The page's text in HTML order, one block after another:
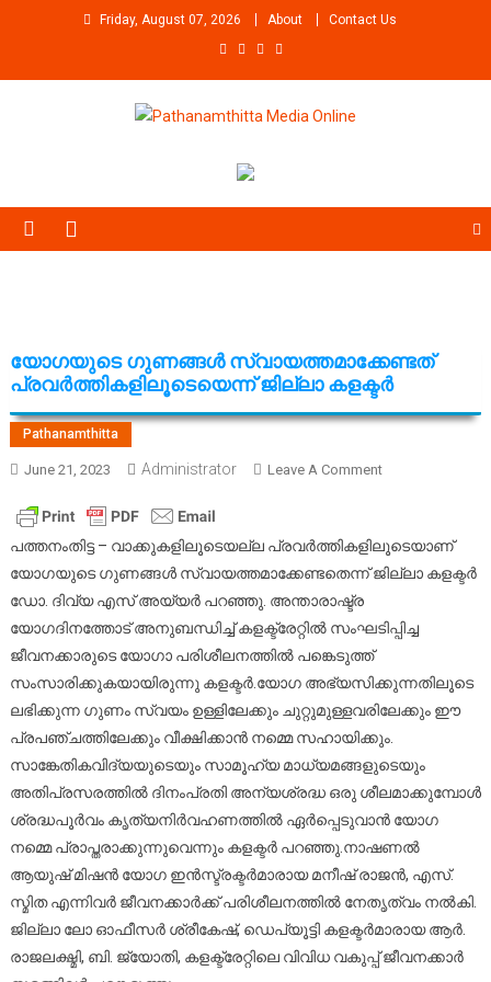
Friday, August 07, 2026 About Contact Us
Pathanamthitta Media Online
യോഗയുടെ ഗുണങ്ങള്‍ സ്വായത്തമാക്കേണ്ടത്
പ്രവര്‍ത്തികളിലൂടെയെന്ന് ജില്ലാ കളക്ടര്‍
Pathanamthitta
June 21, 2023 Administrator Leave A CommentOn
കളക്ടര്‍
പത്തനംതിട്ട – വാക്കുകളിലൂടെയല്ല പ്രവര്‍ത്തികളിലൂടെയാണ്
യോഗയുടെ ഗുണങ്ങള്‍ സ്വായത്തമാക്കേണ്ടതെന്ന് ജില്ലാ കളക്ടര്‍
ഡോ. ദിവ്യ എസ് അയ്യര്‍ പറഞ്ഞു. അന്താരാഷ്ട്ര
യോഗദിനത്തോട് അനുബന്ധിച്ച് കളക്ട്രേറ്റില്‍ സംഘടിപ്പിച്ച
ജീവനക്കാരുടെ യോഗാ പരിശീലനത്തില്‍ പങ്കെടുത്ത്
സംസാരിക്കുകയായിരുന്നു കളക്ടര്‍.യോഗ അഭ്യസിക്കുന്നതിലൂടെ
ലഭിക്കുന്ന ഗുണം സ്വയം ഉള്ളിലേക്കും ചുറ്റുമുള്ളവരിലേക്കും ഈ
പ്രപഞ്ചത്തിലേക്കും വീക്ഷിക്കാന്‍ നമ്മെ സഹായിക്കും.
സാങ്കേതികവിദ്യയുടെയും സാമൂഹ്യ മാധ്യമങ്ങളുടെയും
അതിപ്രസരത്തില്‍ ദിനംപ്രതി അന്യശ്രദ്ധ ഒരു ശീലമാക്കുമ്പോള്‍
ശ്രദ്ധപൂര്‍വം കൃത്യനിര്‍വഹണത്തില്‍ ഏര്‍പ്പെടുവാന്‍ യോഗ
നമ്മെ പ്രാപ്തരാക്കുന്നുവെന്നും കളക്ടര്‍ പറഞ്ഞു.നാഷണല്‍
ആയുഷ് മിഷന്‍ യോഗ ഇന്‍സ്ട്രക്ടര്‍മാരായ മനീഷ് രാജന്‍, എസ്.
സ്മിത എന്നിവര്‍ ജീവനക്കാര്‍ക്ക് പരിശീലനത്തില്‍ നേതൃത്വം നല്‍കി.
ജില്ലാ ലോ ഓഫീസര്‍ ശ്രീകേഷ്, ഡെപ്യൂട്ടി കളക്ടര്‍മാരായ ആര്‍.
രാജലക്ഷ്മി, ബി. ജ്യോതി, കളക്ട്രേറ്റിലെ വിവിധ വകുപ്പ് ജീവനക്കാര്‍